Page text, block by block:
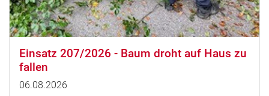
Einsatz 207/2026 - Baum droht auf Haus zu
fallen
06.08.2026